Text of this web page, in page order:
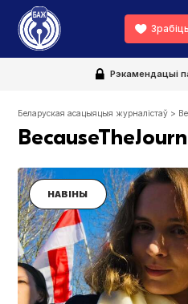
Рэкамендацыі
Беларуская асацыяцыя журналістаў >
НАВІНЫ